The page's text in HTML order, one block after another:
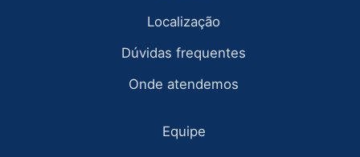
Localização
Dúvidas frequentes
Onde atendemos
Equipe